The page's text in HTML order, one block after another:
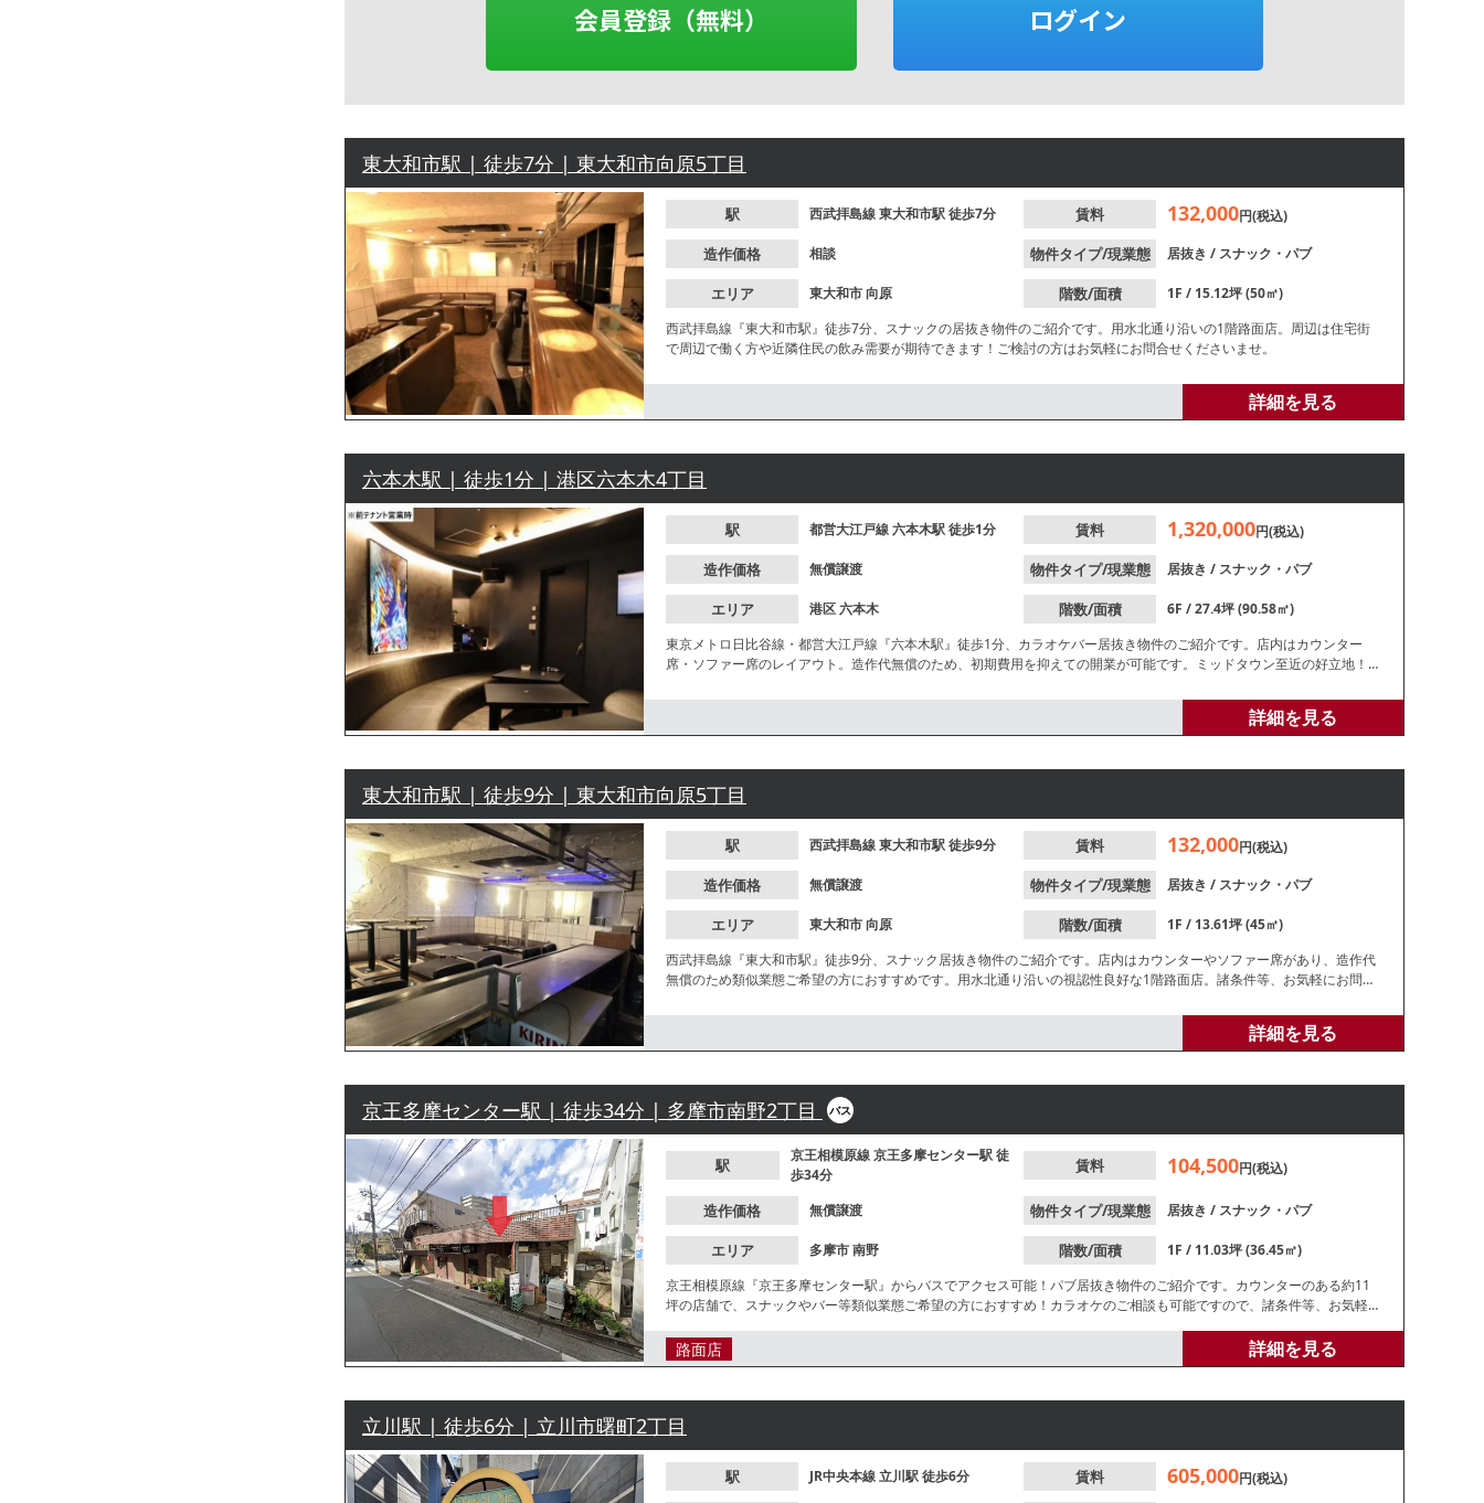
会員登録（無料） ログイン
東大和市駅 | 徒歩7分 | 東大和市向原5丁目
駅 西武拝島線東大和市駅徒歩7分 賃料 132,000円(税込)
造作価格 相談 物件タイプ/現業態 居抜き / スナック・パブ
エリア 東大和市向原 階数/面積
1F / 15.12坪 (50㎡)
西武拝島線『東大和市駅』徒歩7分、スナックの居抜き物件のご紹介です。用水北通り沿いの1階路面店。周辺は住宅街
で周辺で働く方や近隣住民の飲み需要が期待できます！ご検討の方はお気軽にお問合せくださいませ。
詳細を見る
六本木駅 | 徒歩1分 | 港区六本木4丁目
駅 都営大江戸線六本木駅徒歩1分 賃料 1,320,000円(税込)
造作価格 無償譲渡 物件タイプ/現業態 居抜き / スナック・パブ
エリア 港区六本木 階数/面積
6F / 27.4坪 (90.58㎡)
東京メトロ日比谷線・都営大江戸線『六本木駅』徒歩1分、カラオケバー居抜き物件のご紹介です。店内はカウンター
席・ソファー席のレイアウト。造作代無償のため、初期費用を抑えての開業が可能です。ミッドタウン至近の好立地！夜
詳細を見る
東大和市駅 | 徒歩9分 | 東大和市向原5丁目
駅 西武拝島線東大和市駅徒歩9分 賃料 132,000円(税込)
造作価格 無償譲渡 物件タイプ/現業態 居抜き / スナック・パブ
エリア 東大和市向原 階数/面積
1F / 13.61坪 (45㎡)
西武拝島線『東大和市駅』徒歩9分、スナック居抜き物件のご紹介です。店内はカウンターやソファー席があり、造作代
無償のため類似業態ご希望の方におすすめです。用水北通り沿いの視認性良好な1階路面店。諸条件等、お気軽にお問合
詳細を見る
京王多摩センター駅 | 徒歩34分 | 多摩市南野2丁目 バス
駅
京王相模原線京王多摩センター駅徒
歩34分
賃料 104,500円(税込)
造作価格 無償譲渡 物件タイプ/現業態 居抜き / スナック・パブ
エリア 多摩市南野 階数/面積
1F / 11.03坪 (36.45㎡)
京王相模原線『京王多摩センター駅』からバスでアクセス可能！パブ居抜き物件のご紹介です。カウンターのある約11
坪の店舗で、スナックやバー等類似業態ご希望の方におすすめ！カラオケのご相談も可能ですので、諸条件等、お気軽に
路面店 詳細を見る
立川駅 | 徒歩6分 | 立川市曙町2丁目
駅 JR中央本線立川駅徒歩6分 賃料 605,000円(税込)